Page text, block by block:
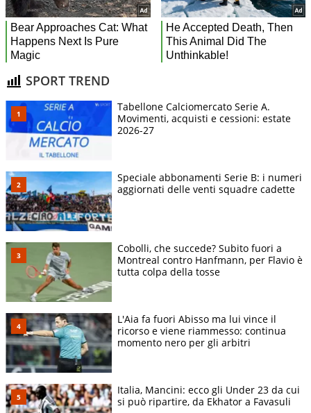
SPORT TREND
Tabellone Calciomercato Serie A.
Movimenti, acquisti e cessioni: estate
2026-27
Speciale abbonamenti Serie B: i numeri
aggiornati delle venti squadre cadette
Cobolli, che succede? Subito fuori a
Montreal contro Hanfmann, per Flavio è
tutta colpa della tosse
L'Aia fa fuori Abisso ma lui vince il
ricorso e viene riammesso: continua
momento nero per gli arbitri
Italia, Mancini: ecco gli Under 23 da cui
si può ripartire, da Ekhator a Favasuli